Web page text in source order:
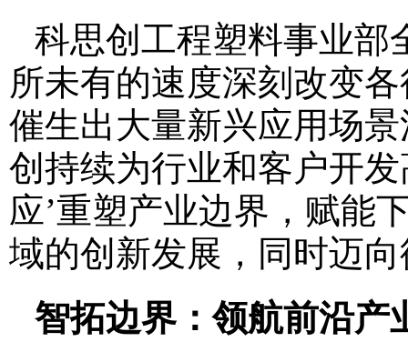
科思创工程塑料事业部
所未有的速度深刻改变
催生出大量新兴应用场景
创持续为行业和客户开
应’重塑产业边界，赋能
域的创新发展，同时迈
智拓边界：领航前沿产